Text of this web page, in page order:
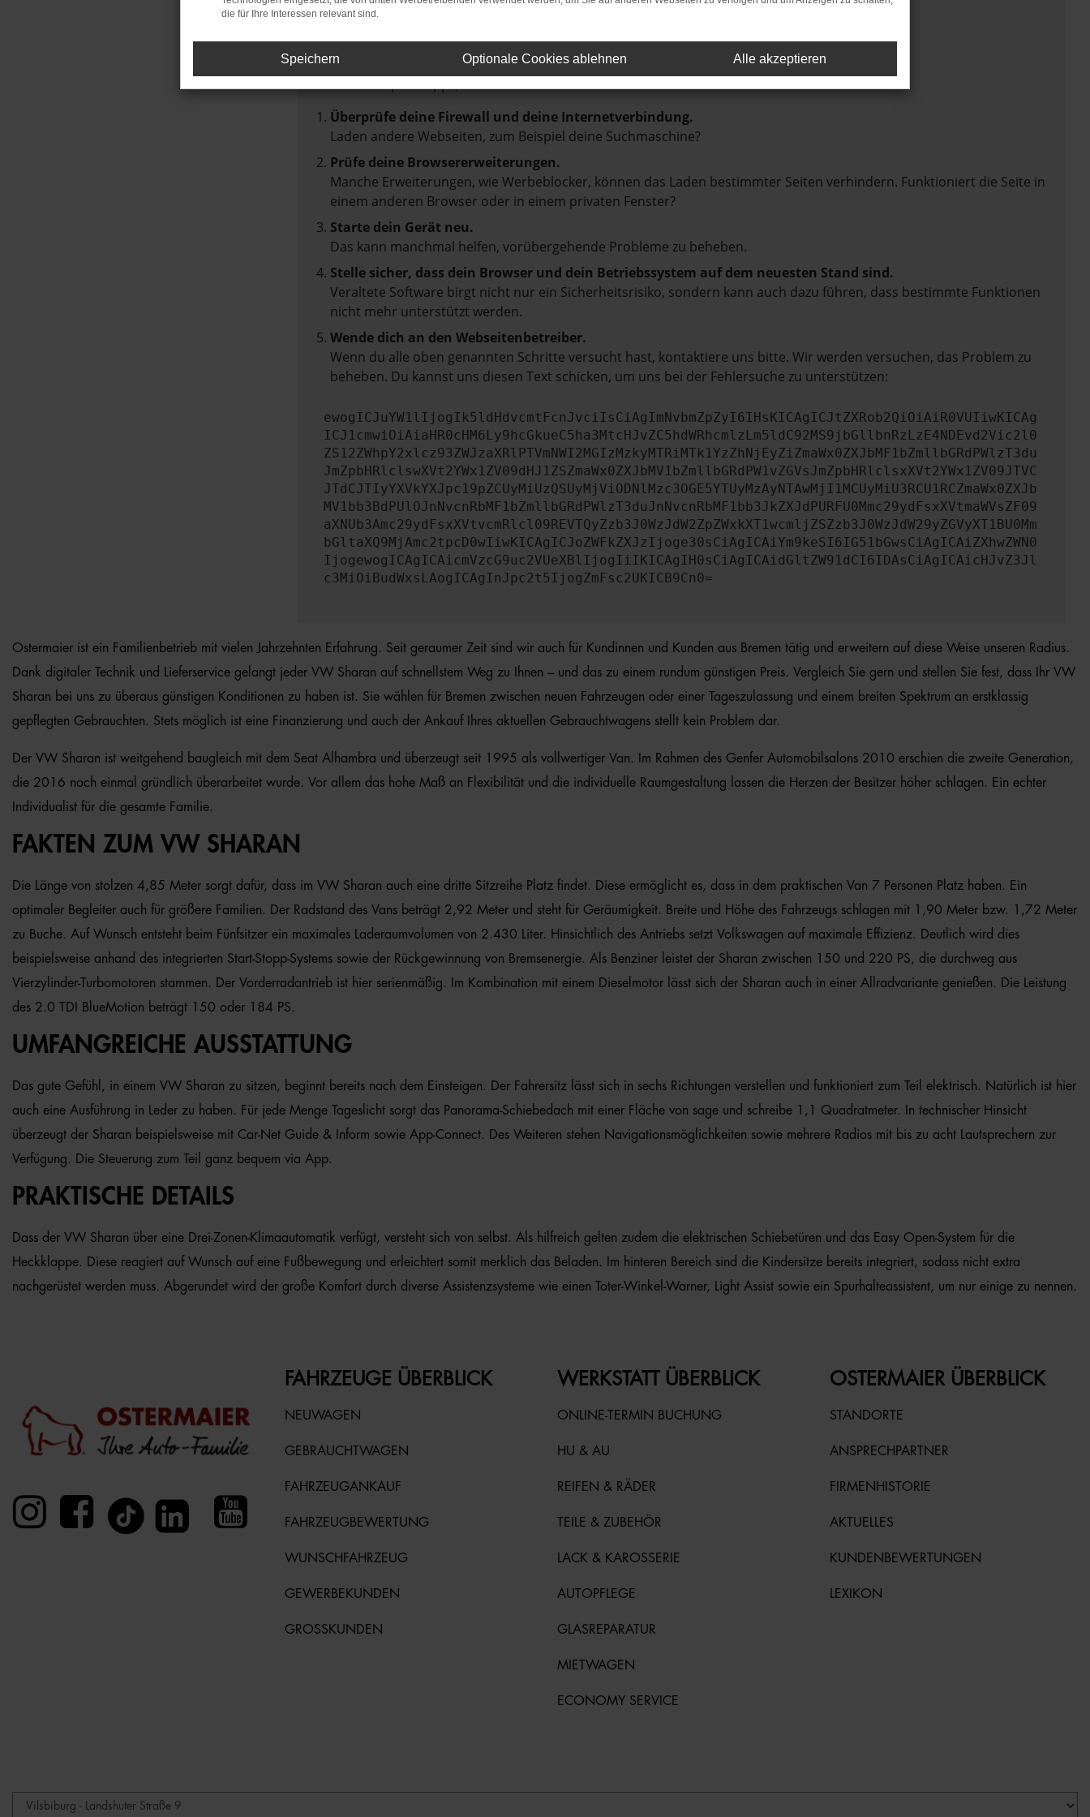
Beim Laden ist ein Fehler aufgetreten.
Hier sind ein paar Tipps, die dir helfen können:
Überprüfe deine Firewall und deine Internetverbindung.
Laden andere Webseiten, zum Beispiel deine Suchmaschine?
Prüfe deine Browsererweiterungen.
Manche Erweiterungen, wie Werbeblocker, können das Laden bestimmter Seiten verhindern. Funktioniert die Seite in
einem anderen Browser oder in einem privaten Fenster?
Starte dein Gerät neu.
Das kann manchmal helfen, vorübergehende Probleme zu beheben.
Stelle sicher, dass dein Browser und dein Betriebssystem auf dem neuesten Stand sind.
Veraltete Software birgt nicht nur ein Sicherheitsrisiko, sondern kann auch dazu führen, dass bestimmte Funktionen
nicht mehr unterstützt werden.
Wende dich an den Webseitenbetreiber.
Wenn du alle oben genannten Schritte versucht hast, kontaktiere uns bitte. Wir werden versuchen, das Problem zu
beheben. Du kannst uns diesen Text schicken, um uns bei der Fehlersuche zu unterstützen:
ewogICJuYW1lIjogIk5ldHdvcmtFcnJvciIsCiAgImNvbmZpZyI6IHsKICAgICJtZXRob2QiOiAiR0VUIiwKICAg
ICJ1cmwiOiAiaHR0cHM6Ly9hcGkueC5ha3MtcHJvZC5hdWRhcmlzLm5ldC92MS9jbGllbnRzLzE4NDEvd2Vic2l0
ZS12ZWhpY2xlcz93ZWJzaXRlPTVmNWI2MGIzMzkyMTRiMTk1YzZhNjEyZiZmaWx0ZXJbMF1bZmllbGRdPWlzT3du
JmZpbHRlclswXVt2YWx1ZV09dHJ1ZSZmaWx0ZXJbMV1bZmllbGRdPW1vZGVsJmZpbHRlclsxXVt2YWx1ZV09JTVC
JTdCJTIyYXVkYXJpc19pZCUyMiUzQSUyMjViODNlMzc3OGE5YTUyMzAyNTAwMjI1MCUyMiU3RCU1RCZmaWx0ZXJb
MV1bb3BdPUlOJnNvcnRbMF1bZmllbGRdPWlzT3duJnNvcnRbMF1bb3JkZXJdPURFU0Mmc29ydFsxXVtmaWVsZF09
aXNUb3Amc29ydFsxXVtvcmRlcl09REVTQyZzb3J0WzJdW2ZpZWxkXT1wcmljZSZzb3J0WzJdW29yZGVyXT1BU0Mm
bGltaXQ9MjAmc2tpcD0wIiwKICAgICJoZWFkZXJzIjoge30sCiAgICAiYm9keSI6IG51bGwsCiAgICAiZXhwZWN0
IjogewogICAgICAicmVzcG9uc2VUeXBlIjogIiIKICAgIH0sCiAgICAidGltZW91dCI6IDAsCiAgICAicHJvZ3Jl
c3MiOiBudWxsLAogICAgInJpc2t5IjogZmFsc2UKICB9Cn0=
Ostermaier ist ein Familienbetrieb mit vielen Jahrzehnten Erfahrung. Seit geraumer Zeit sind wir auch für Kundinnen und Kunden aus Bremen tätig und erweitern auf diese Weise unseren Radius.
Dank digitaler Technik und Lieferservice gelangt jeder VW Sharan auf schnellstem Weg zu Ihnen – und das zu einem rundum günstigen Preis. Vergleich Sie gern und stellen Sie fest, dass Ihr VW
Sharan bei uns zu überaus günstigen Konditionen zu haben ist. Sie wählen für Bremen zwischen neuen Fahrzeugen oder einer Tageszulassung und einem breiten Spektrum an erstklassig
gepflegten Gebrauchten. Stets möglich ist eine Finanzierung und auch der Ankauf Ihres aktuellen Gebrauchtwagens stellt kein Problem dar.
Der VW Sharan ist weitgehend baugleich mit dem Seat Alhambra und überzeugt seit 1995 als vollwertiger Van. Im Rahmen des Genfer Automobilsalons 2010 erschien die zweite Generation,
die 2016 noch einmal gründlich überarbeitet wurde. Vor allem das hohe Maß an Flexibilität und die individuelle Raumgestaltung lassen die Herzen der Besitzer höher schlagen. Ein echter
Individualist für die gesamte Familie.
FAKTEN ZUM VW SHARAN
Die Länge von stolzen 4,85 Meter sorgt dafür, dass im VW Sharan auch eine dritte Sitzreihe Platz findet. Diese ermöglicht es, dass in dem praktischen Van 7 Personen Platz haben. Ein
optimaler Begleiter auch für größere Familien. Der Radstand des Vans beträgt 2,92 Meter und steht für Geräumigkeit. Breite und Höhe des Fahrzeugs schlagen mit 1,90 Meter bzw. 1,72 Meter
zu Buche. Auf Wunsch entsteht beim Fünfsitzer ein maximales Laderaumvolumen von 2.430 Liter. Hinsichtlich des Antriebs setzt Volkswagen auf maximale Effizienz. Deutlich wird dies
beispielsweise anhand des integrierten Start-Stopp-Systems sowie der Rückgewinnung von Bremsenergie. Als Benziner leistet der Sharan zwischen 150 und 220 PS, die durchweg aus
Vierzylinder-Turbomotoren stammen. Der Vorderradantrieb ist hier serienmäßig. Im Kombination mit einem Dieselmotor lässt sich der Sharan auch in einer Allradvariante genießen. Die Leistung
des 2.0 TDI BlueMotion beträgt 150 oder 184 PS.
UMFANGREICHE AUSSTATTUNG
Das gute Gefühl, in einem VW Sharan zu sitzen, beginnt bereits nach dem Einsteigen. Der Fahrersitz lässt sich in sechs Richtungen verstellen und funktioniert zum Teil elektrisch. Natürlich ist hier
auch eine Ausführung in Leder zu haben. Für jede Menge Tageslicht sorgt das Panorama-Schiebedach mit einer Fläche von sage und schreibe 1,1 Quadratmeter. In technischer Hinsicht
überzeugt der Sharan beispielsweise mit Car-Net Guide & Inform sowie App-Connect. Des Weiteren stehen Navigationsmöglichkeiten sowie mehrere Radios mit bis zu acht Lautsprechern zur
Verfügung. Die Steuerung zum Teil ganz bequem via App.
PRAKTISCHE DETAILS
Dass der VW Sharan über eine Drei-Zonen-Klimaautomatik verfügt, versteht sich von selbst. Als hilfreich gelten zudem die elektrischen Schiebetüren und das Easy Open-System für die
Heckklappe. Diese reagiert auf Wunsch auf eine Fußbewegung und erleichtert somit merklich das Beladen. Im hinteren Bereich sind die Kindersitze bereits integriert, sodass nicht extra
nachgerüstet werden muss. Abgerundet wird der große Komfort durch diverse Assistenzsysteme wie einen Toter-Winkel-Warner, Light Assist sowie ein Spurhalteassistent, um nur einige zu nennen.
FAHRZEUGE ÜBERBLICK
NEUWAGEN
GEBRAUCHTWAGEN
FAHRZEUGANKAUF
FAHRZEUGBEWERTUNG
WUNSCHFAHRZEUG
GEWERBEKUNDEN
GROSSKUNDEN
WERKSTATT ÜBERBLICK
ONLINE-TERMIN BUCHUNG
HU & AU
REIFEN & RÄDER
TEILE & ZUBEHÖR
LACK & KAROSSERIE
AUTOPFLEGE
GLASREPARATUR
MIETWAGEN
ECONOMY SERVICE
OSTERMAIER ÜBERBLICK
STANDORTE
ANSPRECHPARTNER
FIRMENHISTORIE
AKTUELLES
KUNDENBEWERTUNGEN
LEXIKON
die für Ihre Interessen relevant sind.
Speichern Optionale Cookies ablehnen Alle akzeptieren